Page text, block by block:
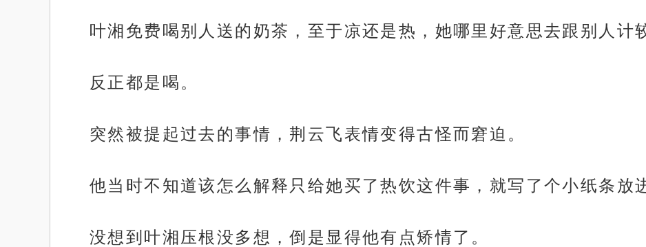
叶湘免费喝别人送的奶茶，至于凉还是热，她哪里好意思去跟别人计
反正都是喝。
突然被提起过去的事情，荆云飞表情变得古怪而窘迫。
他当时不知道该怎么解释只给她买了热饮这件事，就写了个小纸条放
没想到叶湘压根没多想，倒是显得他有点矫情了。